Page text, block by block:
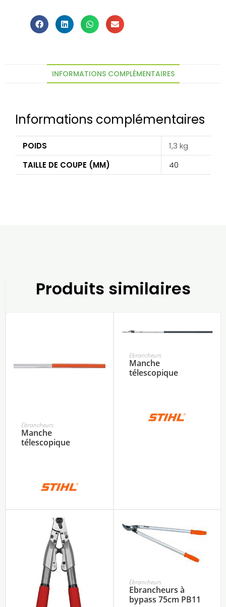
INFORMATIONS COMPLÉMENTAIRES
Informations complémentaires
POIDS
1,3 kg
TAILLE DE COUPE (MM)
40
Produits similaires
Ebrancheurs
Manche
télescopique
Ebrancheurs
Manche
télescopique
Ebrancheurs
Ebrancheurs à
bypass 75cm PB11